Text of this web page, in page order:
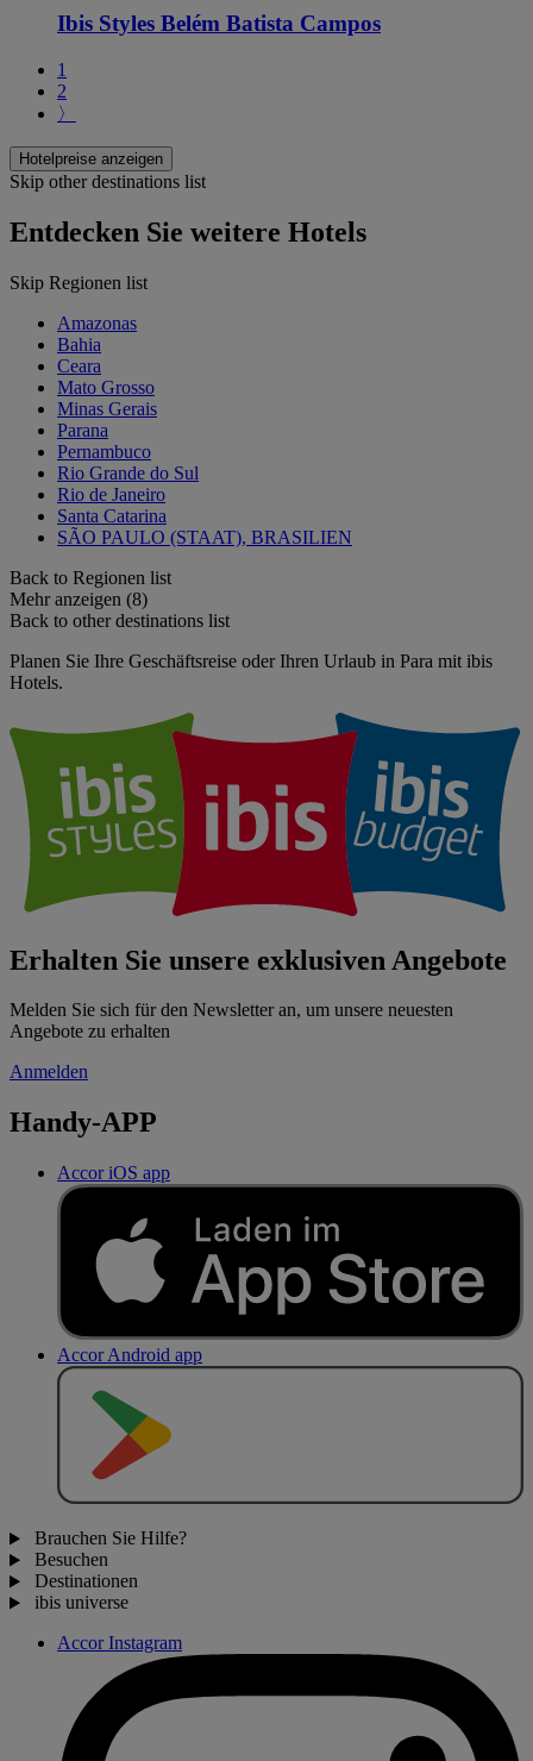
Ibis Styles Belém Batista Campos
1
2
〉
Hotelpreise anzeigen
Skip other destinations list
Entdecken Sie weitere Hotels
Skip Regionen list
Amazonas
Bahia
Ceara
Mato Grosso
Minas Gerais
Parana
Pernambuco
Rio Grande do Sul
Rio de Janeiro
Santa Catarina
SÃO PAULO (STAAT), BRASILIEN
Back to Regionen list
Mehr anzeigen (8)
Back to other destinations list
Planen Sie Ihre Geschäftsreise oder Ihren Urlaub in Para mit ibis
Hotels.
Erhalten Sie unsere exklusiven Angebote
Melden Sie sich für den Newsletter an, um unsere neuesten
Angebote zu erhalten
Anmelden
Handy-APP
Accor iOS app
Accor Android app
Brauchen Sie Hilfe?
Besuchen
Destinationen
ibis universe
Accor Instagram